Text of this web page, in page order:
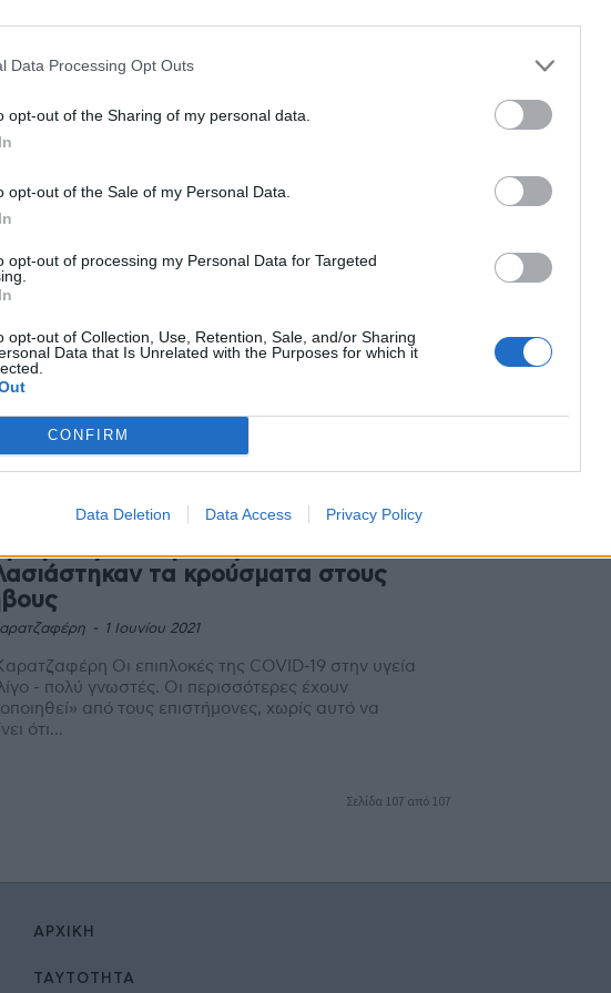
Data Processing Opt Outs
opt-out of the Sharing of my personal data.
opt-out of the Sale of my Personal Data.
opt-out of processing my Personal Data for Targeted
opt-out of Collection, Use, Retention, Sale, and/or Sharing
Data that Is Unrelated with the Purposes for which it
CONFIRM
Data Deletion Data Access Privacy Policy
και οι νέοι ιοί,...
19: Η παχυσαρκία “φέρνει”
- 6 Ιουνίου 2021
κιλά είναι γνωστό ότι αποτελούν παράγοντα
και με την λεγόμενη μακρά COVID-19, δηλαδή...
και COVID-19: Ένας στους τρεις
σε ΜΕΘ
σε όσους παρομοιάζουν την λοίμωξη COVID-19 με
δίνουν νέα στοιχεία από τα Κέντρα Ελέγχου και
Πρόληψης Νοσημάτων των ΗΠΑ (CDC). Μπορεί τα...
τα κρούσματα στους
- 1 Ιουνίου 2021
Οι επιπλοκές της COVID-19 στην υγεία
λίγο - πολύ γνωστές. Οι περισσότερες έχουν
από τους επιστήμονες, χωρίς αυτό να
ότι...
Σελίδα 107 από 107
ΑΡΧΙΚΉ
ΤΑΥΤΌΤΗΤΑ